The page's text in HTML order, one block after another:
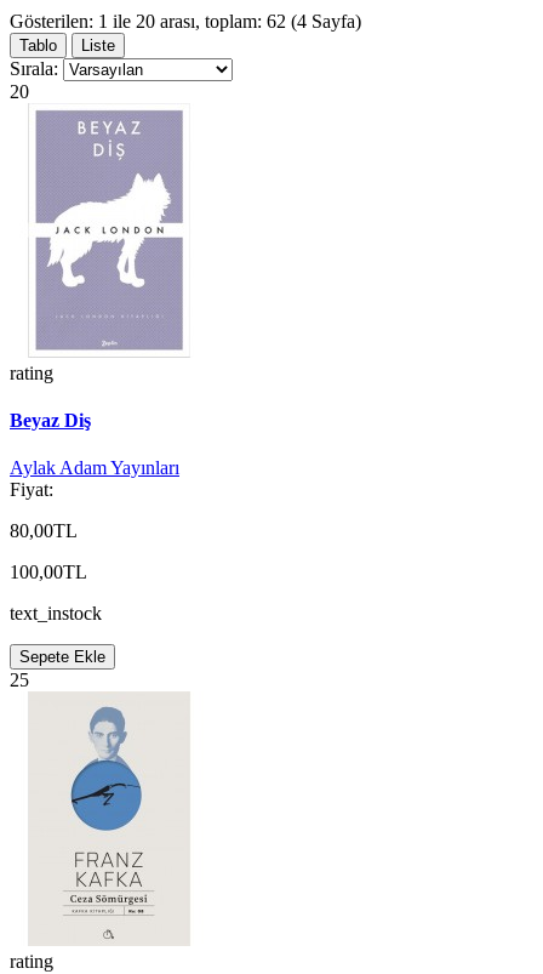
Gösterilen: 1 ile 20 arası, toplam: 62 (4 Sayfa)
Tablo Liste
Sırala:
20
rating
Beyaz Diş
Aylak Adam Yayınları
Fiyat:
80,00TL
100,00TL
text_instock
Sepete Ekle
25
rating